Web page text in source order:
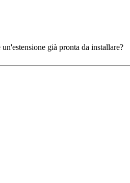
già pronta da installare?